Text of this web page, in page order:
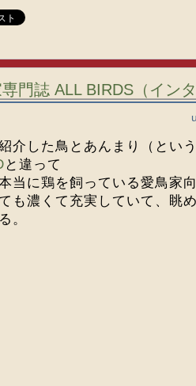
門誌 ALL BIRDS（イン
介した鳥とあんまり（とい
と違って
当に鶏を飼っている愛鳥家
も濃くて充実していて、眺
。